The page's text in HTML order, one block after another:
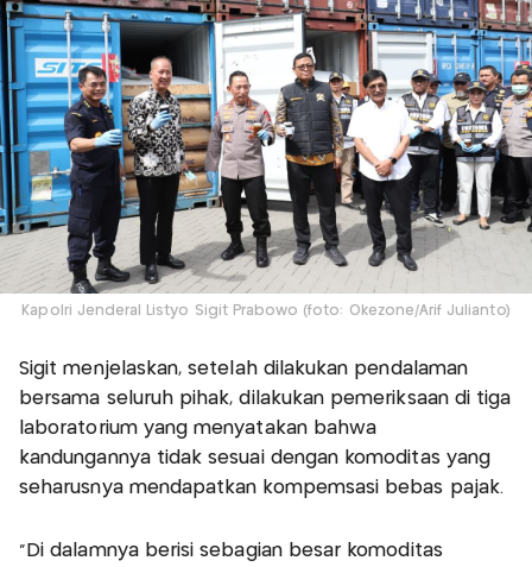
Kapolri Jenderal Listyo Sigit Prabowo (foto: Okezone/Arif Julianto)
Sigit menjelaskan, setelah dilakukan pendalaman
bersama seluruh pihak, dilakukan pemeriksaan di tiga
laboratorium yang menyatakan bahwa
kandungannya tidak sesuai dengan komoditas yang
seharusnya mendapatkan kompemsasi bebas pajak.
"Di dalamnya berisi sebagian besar komoditas